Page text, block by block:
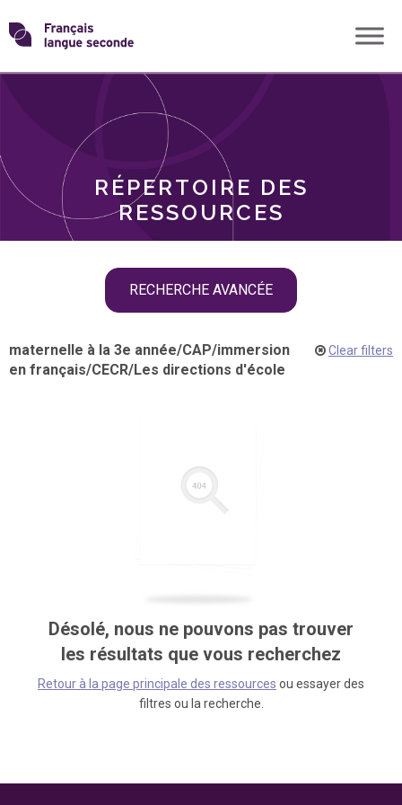
Skip
toTransformons
langue
RÉPERTOIRE DES
RESSOURCES
RECHERCHE AVANCÉE
THÈMES
maternelle à la 3e année/CAP/immersion
en français/CECR/Les directions d'école
Clear filters
Désolé, nous ne pouvons pas trouver
les résultats que vous recherchez
Retour à la page principale des ressources ou essayer des
filtres ou la recherche.